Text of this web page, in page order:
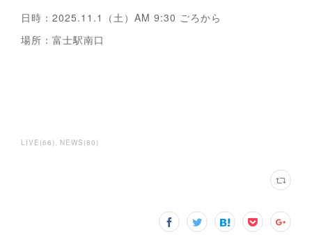
日時：2025.11.1（土）AM 9:30 ごろから
場所：富士駅南口
LIVE (66) NEWS (80)